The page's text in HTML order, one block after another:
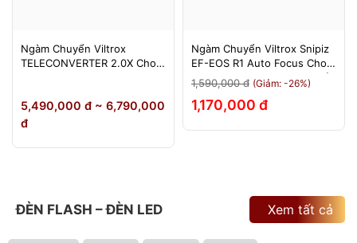
Ngàm Chuyển Viltrox
TELECONVERTER 2.0X Cho
Tháng
5,490,000 đ ~ 6,790,000
đ
Ngàm Chuyển Viltrox Snipiz
EF-EOS R1 Auto Focus Cho
Canon EOS R/RP/R5/R6 - Bảo
Hành 12 Tháng 1 Đổi 1
1,590,000 đ (Giảm: -26%)
1,170,000 đ
ĐÈN FLASH – ĐÈN LED Xem tất cả